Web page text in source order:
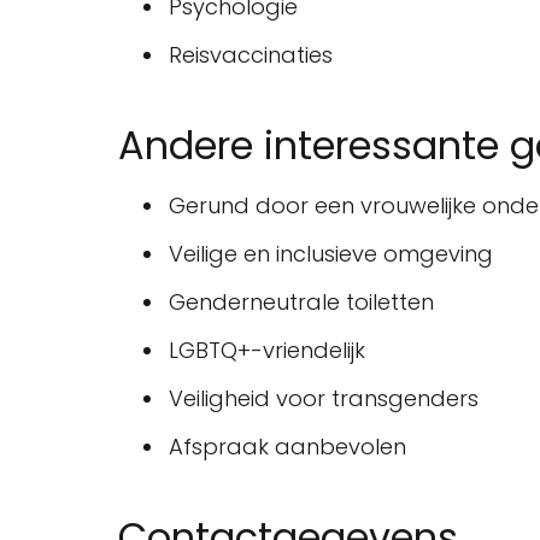
Psychologie
Reisvaccinaties
Andere interessante
Gerund door een vrouwelijke
Veilige en inclusieve omgeving
Genderneutrale toiletten
LGBTQ+-vriendelijk
Veiligheid voor transgenders
Afspraak aanbevolen